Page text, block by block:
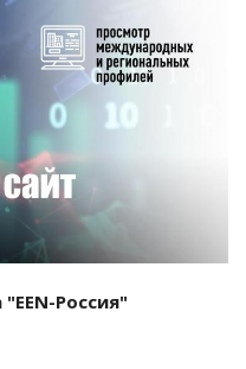
Россия"